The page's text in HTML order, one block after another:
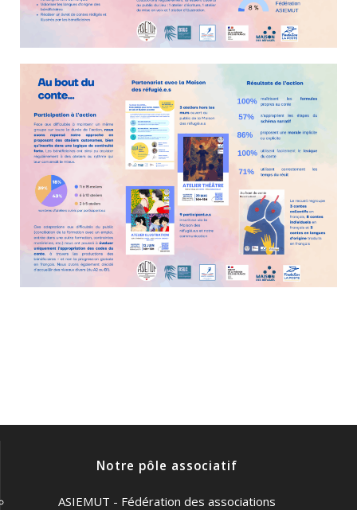
Notre pôle associatif
ASIEMUT - Fédération des associations